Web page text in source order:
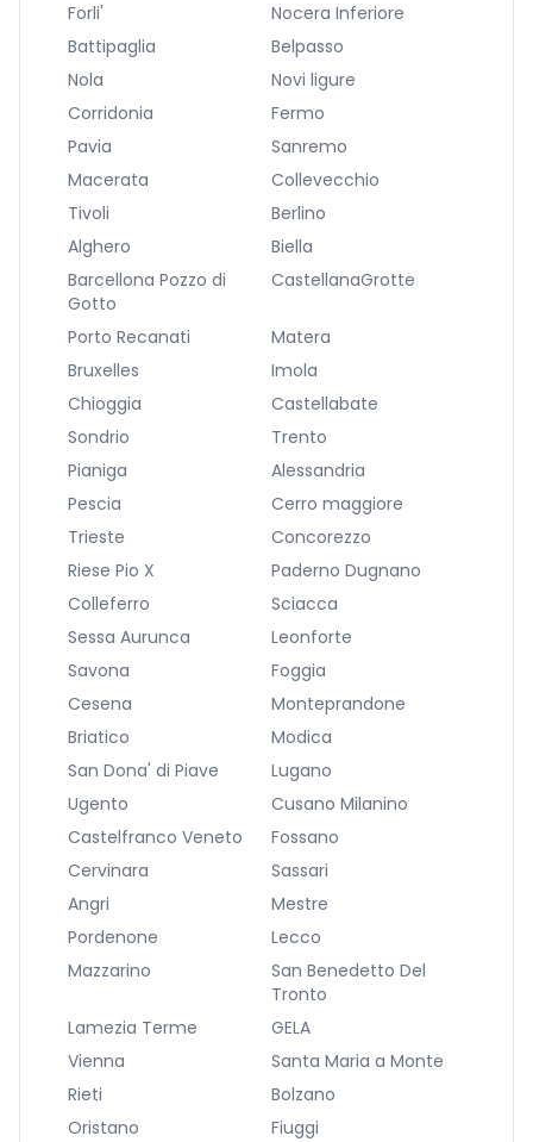
Forli'
Nocera Inferiore
Battipaglia
Belpasso
Nola
Novi ligure
Corridonia
Fermo
Pavia
Sanremo
Macerata
Collevecchio
Tivoli
Berlino
Alghero
Biella
Barcellona Pozzo di
Gotto
CastellanaGrotte
Porto Recanati
Matera
Bruxelles
Imola
Chioggia
Castellabate
Sondrio
Trento
Pianiga
Alessandria
Pescia
Cerro maggiore
Trieste
Concorezzo
Riese Pio X
Paderno Dugnano
Colleferro
Sciacca
Sessa Aurunca
Leonforte
Savona
Foggia
Cesena
Monteprandone
Briatico
Modica
San Dona' di Piave
Lugano
Ugento
Cusano Milanino
Castelfranco Veneto
Fossano
Cervinara
Sassari
Angri
Mestre
Pordenone
Lecco
Mazzarino
San Benedetto Del
Tronto
Lamezia Terme
GELA
Vienna
Santa Maria a Monte
Rieti
Bolzano
Oristano
Fiuggi